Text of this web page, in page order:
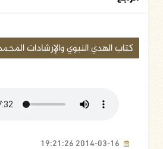
كتاب الهدي النبوي والإرشادات
2014-03-16 19:21:26